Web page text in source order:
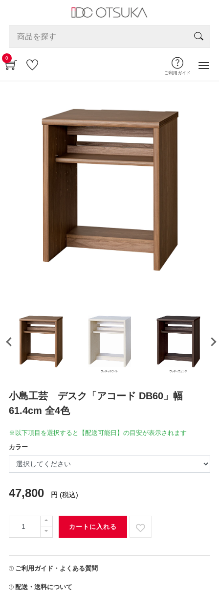
0
ご利用ガイド
小島工芸 デスク「アコード DB60」幅
61.4cm 全4色
※以下項目を選択すると【配送可能日】の目安が表示されます
カラー
47,800 円 (税込)
カートに入れる
ご利用ガイド・よくある質問
配送・送料について